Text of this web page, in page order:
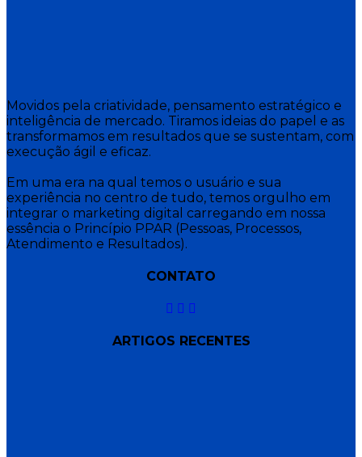
Movidos pela criatividade, pensamento estratégico e
inteligência de mercado. Tiramos ideias do papel e as
transformamos em resultados que se sustentam, com
execução ágil e eficaz.
Em uma era na qual temos o usuário e sua
experiência no centro de tudo, temos orgulho em
integrar o marketing digital carregando em nossa
essência o Princípio PPAR (Pessoas, Processos,
Atendimento e Resultados).
CONTATO
ARTIGOS RECENTES